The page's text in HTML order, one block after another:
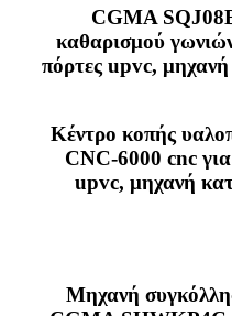
CGMA
καθαρισμού
πόρτες upvc,
Κέντρο κοπής
CNC-6000 cnc
upvc, μηχανή
Μηχανή